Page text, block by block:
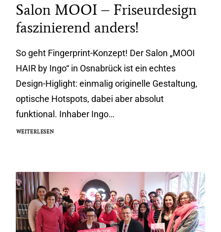
Salon MOOI – Friseurdesign
faszinierend anders!
So geht Fingerprint-Konzept! Der Salon „MOOI
HAIR by Ingo“ in Osnabrück ist ein echtes
Design-Higlight: einmalig originelle Gestaltung,
optische Hotspots, dabei aber absolut
funktional. Inhaber Ingo…
WEITERLESEN